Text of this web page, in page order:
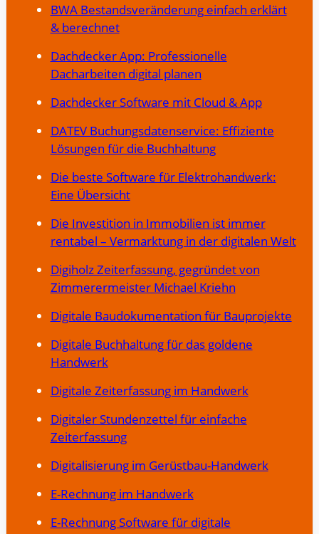
BWA Bestandsveränderung einfach erklärt
& berechnet
Dachdecker App: Professionelle
Dacharbeiten digital planen
Dachdecker Software mit Cloud & App
DATEV Buchungsdatenservice: Effiziente
Lösungen für die Buchhaltung
Die beste Software für Elektrohandwerk:
Eine Übersicht
Die Investition in Immobilien ist immer
rentabel – Vermarktung in der digitalen Welt
Digiholz Zeiterfassung, gegründet von
Zimmerermeister Michael Kriehn
Digitale Baudokumentation für Bauprojekte
Digitale Buchhaltung für das goldene
Handwerk
Digitale Zeiterfassung im Handwerk
Digitaler Stundenzettel für einfache
Zeiterfassung
Digitalisierung im Gerüstbau-Handwerk
E-Rechnung im Handwerk
E-Rechnung Software für digitale